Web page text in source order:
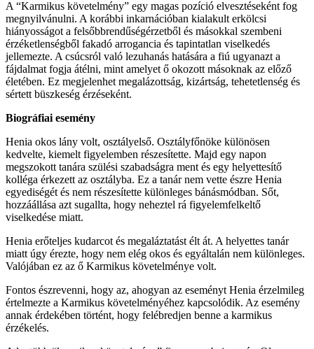
A “Karmikus követelmény” egy magas pozíció elvesztéseként fog
megnyilvánulni. A korábbi inkarnációban kialakult erkölcsi
hiányosságot a felsőbbrendűségérzetből és másokkal szembeni
érzéketlenségből fakadó arrogancia és tapintatlan viselkedés
jellemezte. A csúcsról való lezuhanás hatására a fiú ugyanazt a
fájdalmat fogja átélni, mint amelyet ő okozott másoknak az előző
életében. Ez megjelenhet megalázottság, kizártság, tehetetlenség és
sértett büszkeség érzéseként.
Biográfiai esemény
Henia okos lány volt, osztályelső. Osztályfőnöke különösen
kedvelte, kiemelt figyelemben részesítette. Majd egy napon
megszokott tanára szülési szabadságra ment és egy helyettesítő
kolléga érkezett az osztályba. Ez a tanár nem vette észre Henia
egyediségét és nem részesítette különleges bánásmódban. Sőt,
hozzáállása azt sugallta, hogy neheztel rá figyelemfelkeltő
viselkedése miatt.
Henia erőteljes kudarcot és megaláztatást élt át. A helyettes tanár
miatt úgy érezte, hogy nem elég okos és egyáltalán nem különleges.
Valójában ez az ő Karmikus követelménye volt.
Fontos észrevenni, hogy az, ahogyan az eseményt Henia érzelmileg
értelmezte a Karmikus követelményéhez kapcsolódik. Az esemény
annak érdekében történt, hogy felébredjen benne a karmikus
érzékelés.